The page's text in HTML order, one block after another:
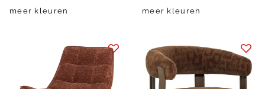
meer kleuren meer kleuren